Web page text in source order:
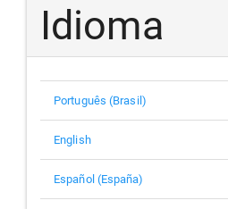
Idioma
Português (Brasil)
English
Español (España)